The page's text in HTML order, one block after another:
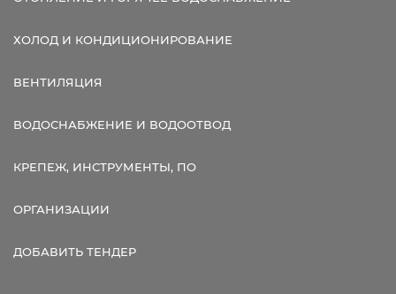
ХОЛОД И КОНДИЦИОНИРОВАНИЕ
ВЕНТИЛЯЦИЯ
ВОДОСНАБЖЕНИЕ И ВОДООТВОД
КРЕПЕЖ, ИНСТРУМЕНТЫ, ПО
ОРГАНИЗАЦИИ
ДОБАВИТЬ ТЕНДЕР